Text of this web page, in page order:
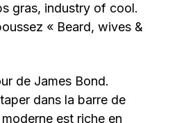
gras, industry of cool.
« Beard, wives &
de James Bond.
dans la barre de
est riche en